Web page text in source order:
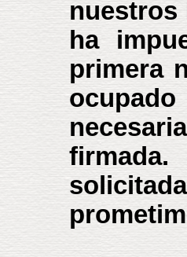
nuestros
ha
primera